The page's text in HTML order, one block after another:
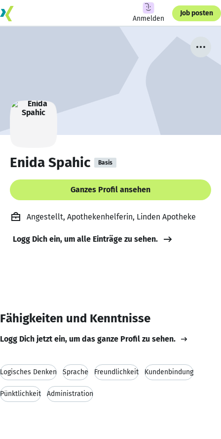
Anmelden
Job posten
Enida Spahic Basis
Ganzes Profil ansehen
Angestellt, Apothekenhelferin, Linden Apotheke
Logg Dich ein, um alle Einträge zu sehen.
Fähigkeiten und Kenntnisse
Logg Dich jetzt ein, um das ganze Profil zu sehen.
Logisches Denken Sprache Freundlichkeit Kundenbindung
Pünktlichkeit Administration